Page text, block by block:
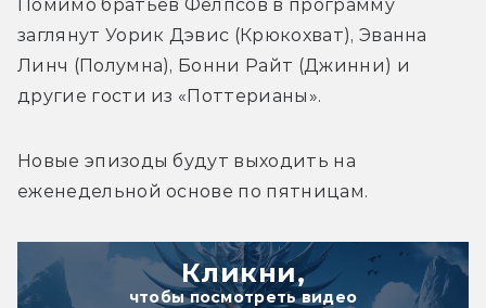
Помимо братьев Фелпсов в программу
заглянут Уорик Дэвис (Крюкохват), Эванна
Линч (Полумна), Бонни Райт (Джинни) и
другие гости из «Поттерианы».
Новые эпизоды будут выходить на
еженедельной основе по пятницам.
Кликни,
чтобы посмотреть видео